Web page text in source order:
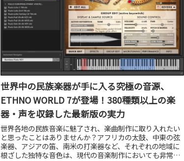
世界中の民族楽器が手に入る究極の音源、
ETHNO WORLD 7が登場！380種類以上の楽
器・声を収録した最新版の実力
世界各地の民族音楽に魅了され、楽曲制作に取り入れたい
と思ったことはありませんか？アフリカの太鼓、中東の弦
楽器、アジアの笛、南米の打楽器など、それぞれの地域に
根ざした独特な音色は、現代の音楽制作においても非常に